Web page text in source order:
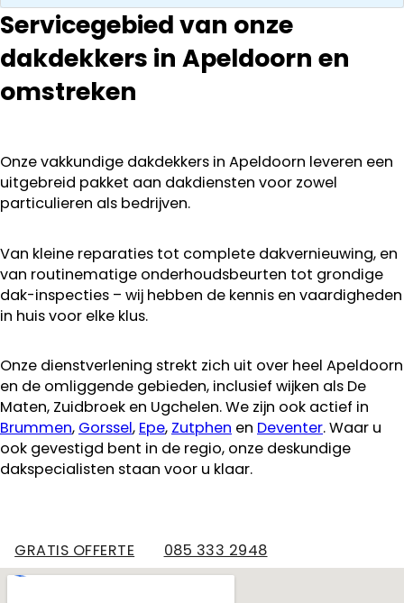
aanraden.
Servicegebied van onze
dakdekkers in Apeldoorn en
omstreken
Onze vakkundige dakdekkers in Apeldoorn leveren een
uitgebreid pakket aan dakdiensten voor zowel
particulieren als bedrijven.
Van kleine reparaties tot complete dakvernieuwing, en
van routinematige onderhoudsbeurten tot grondige
dak-inspecties – wij hebben de kennis en vaardigheden
in huis voor elke klus.
Onze dienstverlening strekt zich uit over heel Apeldoorn
en de omliggende gebieden, inclusief wijken als De
Maten, Zuidbroek en Ugchelen. We zijn ook actief in
Brummen, Gorssel, Epe, Zutphen en Deventer. Waar u
ook gevestigd bent in de regio, onze deskundige
dakspecialisten staan voor u klaar.
GRATIS OFFERTE 085 333 2948